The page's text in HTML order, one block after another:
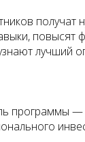
получат
повысят
лучший
программы —